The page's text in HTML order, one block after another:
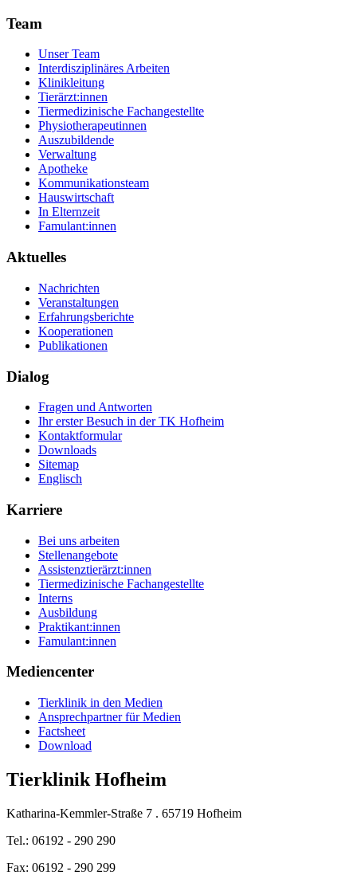
Team
Unser Team
Interdisziplinäres Arbeiten
Klinikleitung
Tierärzt:innen
Tiermedizinische Fachangestellte
Physiotherapeutinnen
Auszubildende
Verwaltung
Apotheke
Kommunikationsteam
Hauswirtschaft
In Elternzeit
Famulant:innen
Aktuelles
Nachrichten
Veranstaltungen
Erfahrungsberichte
Kooperationen
Publikationen
Dialog
Fragen und Antworten
Ihr erster Besuch in der TK Hofheim
Kontaktformular
Downloads
Sitemap
Englisch
Karriere
Bei uns arbeiten
Stellenangebote
Assistenztierärzt:innen
Tiermedizinische Fachangestellte
Interns
Ausbildung
Praktikant:innen
Famulant:innen
Mediencenter
Tierklinik in den Medien
Ansprechpartner für Medien
Factsheet
Download
Tierklinik Hofheim
Katharina-Kemmler-Straße 7 . 65719 Hofheim
Tel.: 06192 - 290 290
Fax: 06192 - 290 299